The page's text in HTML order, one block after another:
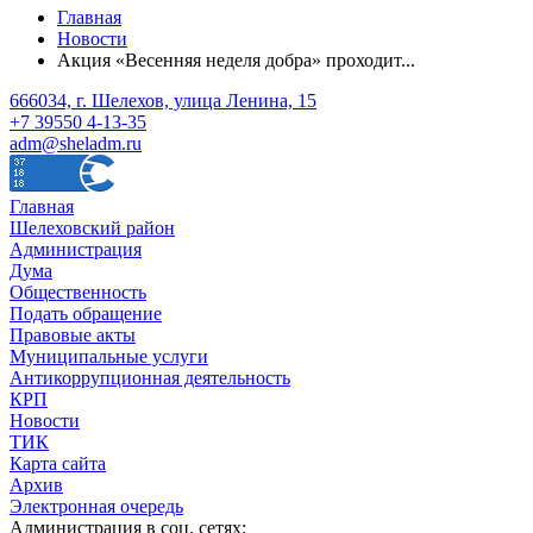
Главная
Новости
Акция «Весенняя неделя добра» проходит...
666034, г. Шелехов, улица Ленина, 15
+7 39550 4-13-35
adm@sheladm.ru
Главная
Шелеховский район
Администрация
Дума
Общественность
Подать обращение
Правовые акты
Муниципальные услуги
Антикоррупционная деятельность
КРП
Новости
ТИК
Карта сайта
Архив
Электронная очередь
Администрация в соц. сетях: